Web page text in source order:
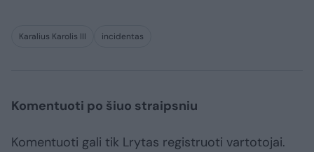
Karalius Karolis III incidentas
Komentuoti po šiuo straipsniu
Komentuoti gali tik Lrytas registruoti vartotojai.